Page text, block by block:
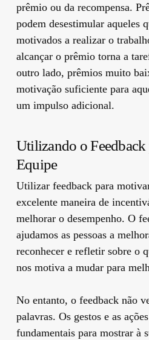
prêmio ou da recompensa.
podem desestimular aqueles
motivados a realizar o
alcançar o prêmio torna a
outro lado, prêmios muito
motivação suficiente para
um impulso adicional.
Utilizando o
Equipe
Utilizar feedback para
excelente maneira de
melhorar o desempenho. O
ajudamos as pessoas a
reconhecer e refletir sobre o
nos motiva a mudar para
No entanto, o feedback não
palavras. Os gestos e as
fundamentais para mostrar à